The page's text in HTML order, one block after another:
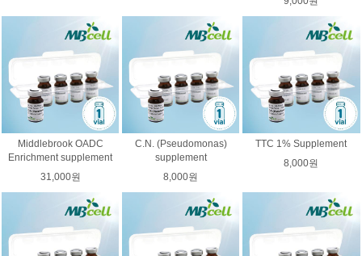
Middlebrook OADC
Enrichment supplement
31,000원
C.N. (Pseudomonas)
supplement
8,000원
TTC 1% Supplement
8,000원